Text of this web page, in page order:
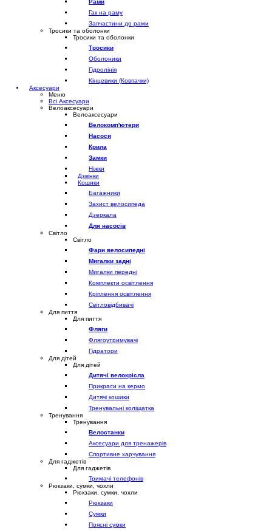
Рами
Гак на раму
Запчастини до рами
Тросики та оболонки
Тросики та оболонки
Тросики
Оболоники
Гідролінія
Кінцевики (Ковпачки)
Аксесуари
Меню
Всі Аксесуари
Велоаксесуари
Велоаксесуари
Велокомп'ютери
Насоси
Крила
Замки
Ніжки
Дзвінки
Кошики
Багажники
Захист велосипеда
Дзеркала
Для насосів
Світло
Світло
Фари велосипедні
Мигалки задні
Мигалки передні
Комплекти освітлення
Кріплення освітлення
Світловідбивачі
Для пиття
Для пиття
Фляги
Флягоутримувачі
Гідратори
Для дітей
Для дітей
Дитячі велокрісла
Прикраси на кермо
Дитячі кошики
Тренувальні коліщатка
Тренування
Тренування
Велостанки
Аксесуари для тренажерів
Спортивне харчування
Для гаджетів
Для гаджетів
Тримачі телефонів
Рюкзаки, сумки, чохли
Рюкзаки, сумки, чохли
Рюкзаки
Сумки
Поясні сумки